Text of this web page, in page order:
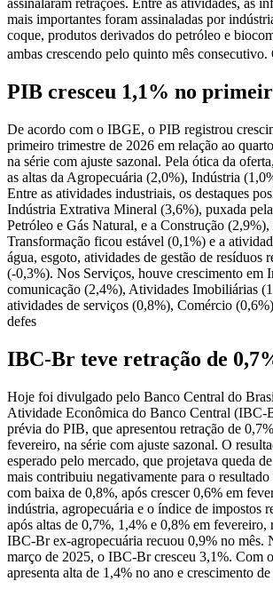
mais importantes foram assinaladas por
coque, produtos derivados do petróleo e
ambas crescendo pelo quinto mês
PIB cresceu 1,1% no
De acordo com o IBGE, o PIB registrou
primeiro trimestre de 2026 em relação ao
na série com ajuste sazonal. Pela ótica da
as altas da Agropecuária (2,0%), Indústria
Entre as atividades industriais, os destaques
Indústria Extrativa Mineral (3,6%), puxada
Petróleo e Gás Natural, e a Construção (2,9%),
Transformação ficou estável (0,1%) e a
água, esgoto, atividades de gestão de resíduos
(-0,3%). Nos Serviços, houve crescimento em
comunicação (2,4%), Atividades Imobiliárias
atividades de serviços (0,8%), Comércio
defes
IBC-Br teve retração de
Hoje foi divulgado pelo Banco Central do
Atividade Econômica do Banco Central (IBC-
prévia do PIB, que apresentou retração de
fevereiro, na série com ajuste sazonal. O
esperado pelo mercado, que projetava queda
mais contribuiu negativamente para o
com baixa de 0,8%, após crescer 0,6% em
indústria, agropecuária e o índice de impostos
após altas de 0,7%, 1,4% e 0,8% em fevereiro,
IBC-Br ex-agropecuária recuou 0,9% no mês.
março de 2025, o IBC-Br cresceu 3,1%. Com
apresenta alta de 1,4% no ano e crescimento